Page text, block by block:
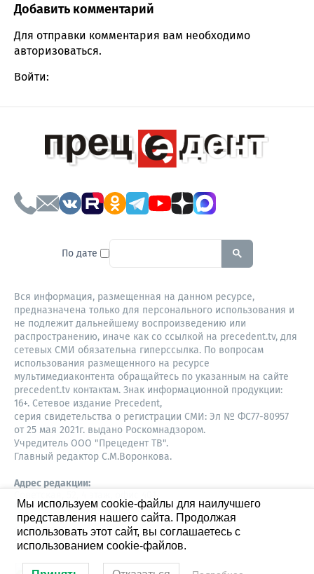
Comment section
Добавить комментарий
Для отправки комментария вам необходимо
авторизоваться.
Войти:
По дате To search this site, enter a
Вся информация, размещенная на данном ресурсе,
предназначена только для персонального использования и
не подлежит дальнейшему воспроизведению или
распространению, иначе как со ссылкой на precedent.tv, для
сетевых СМИ обязательна гиперссылка. По вопросам
использования размещенного на ресурсе
мультимедиаконтента обращайтесь по указанным на сайте
precedent.tv контактам. Знак информационной продукции:
16+. Сетевое издание Precedent,
серия свидетельства о регистрации СМИ: Эл № ФС77-80957
от 25 мая 2021г. выдано Роскомнадзором.
Учредитель ООО "Прецедент ТВ".
Главный редактор С.М.Воронкова.
Адрес редакции:
630087,
Новосибирск
8-960-779-12-96,
S.Voronkova@precedent.tv
Мы используем cookie-файлы для наилучшего
представления нашего сайта. Продолжая
использовать этот сайт, вы соглашаетесь с
использованием cookie-файлов.